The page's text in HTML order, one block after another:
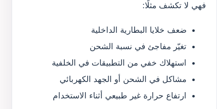
فهي لا تكشف مثلًا:
ضعف خلايا البطارية الداخلية
تغيّر مفاجئ في نسبة الشحن
استهلاك خفي من التطبيقات في الخلفية
مشاكل في الشحن أو الجهد الكهربائي
ارتفاع حرارة غير طبيعي أثناء الاستخدام